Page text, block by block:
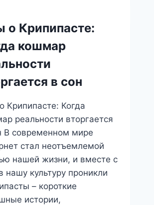
в
глубины
подсознания
о Крипипасте:
кошмар
в сон
Крипипасте: Когда
реальности вторгается
В современном мире
стал неотъемлемой
нашей жизни, и вместе с
нашу культуру проникли
– короткие
истории,